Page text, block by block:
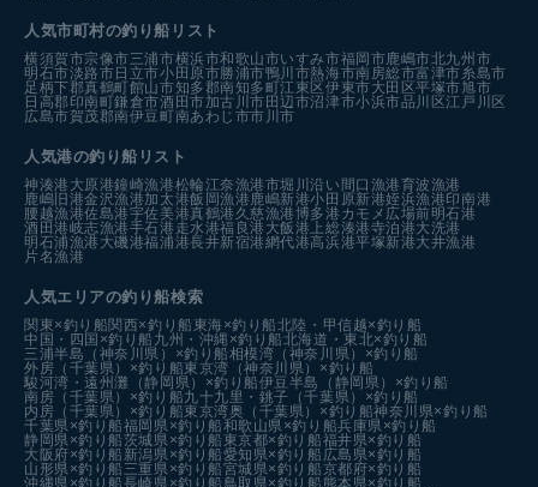
人気市町村の釣り船リスト
横須賀市宗像市三浦市横浜市和歌山市いすみ市福岡市鹿嶋市北九州市
明石市淡路市日立市小田原市勝浦市鴨川市熱海市南房総市富津市糸島市
足柄下郡真鶴町館山市知多郡南知多町江東区伊東市大田区平塚市旭市
日高郡印南町鎌倉市酒田市加古川市田辺市沼津市小浜市品川区江戸川区
広島市賀茂郡南伊豆町南あわじ市市川市
人気港の釣り船リスト
神湊港 大原港鐘崎漁港松輪江奈漁港市堀川沿い 間口漁港育波漁港
鹿嶋旧港金沢漁港加太港飯岡漁港 鹿嶋新港小田原新港姪浜漁港印南港
腰越漁港佐島港宇佐美港真鶴港 久慈漁港博多港カモメ広場前明石港
酒田港岐志漁港手石港 走水港福良港 大飯港 上総湊港寺泊港大洗港
明石浦漁港 大磯港福浦港長井新宿港網代港高浜港平塚新港大井漁港
片名漁港
人気エリアの釣り船検索
関東×釣り船関西×釣り船 東海×釣り船北陸・甲信越×釣り船
中国・四国×釣り船 九州・沖縄×釣り船北海道・東北×釣り船
三浦半島（神奈川県）×釣り船相模湾（神奈川県）×釣り船
外房（千葉県）×釣り船東京湾（神奈川県）×釣り船
駿河湾・遠州灘（静岡県）×釣り船伊豆半島（静岡県）×釣り船
南房（千葉県）×釣り船九十九里・銚子（千葉県）×釣り船
内房（千葉県）×釣り船東京湾奥（千葉県）×釣り船神奈川県×釣り船
千葉県×釣り船福岡県×釣り船和歌山県×釣り船兵庫県×釣り船
静岡県×釣り船茨城県×釣り船 東京都×釣り船福井県×釣り船
大阪府×釣り船 新潟県×釣り船愛知県×釣り船 広島県×釣り船
山形県×釣り船 三重県×釣り船宮城県×釣り船京都府×釣り船
沖縄県×釣り船長崎県×釣り船 鳥取県×釣り船 熊本県×釣り船